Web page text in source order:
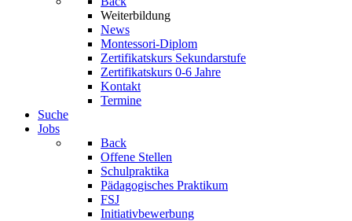
Weiterbildung
News
Montessori-Diplom
Zertifikatskurs Sekundarstufe
Zertifikatskurs 0-6 Jahre
Kontakt
Termine
Suche
Jobs
Back
Offene Stellen
Schulpraktika
Pädagogisches Praktikum
FSJ
Initiativbewerbung